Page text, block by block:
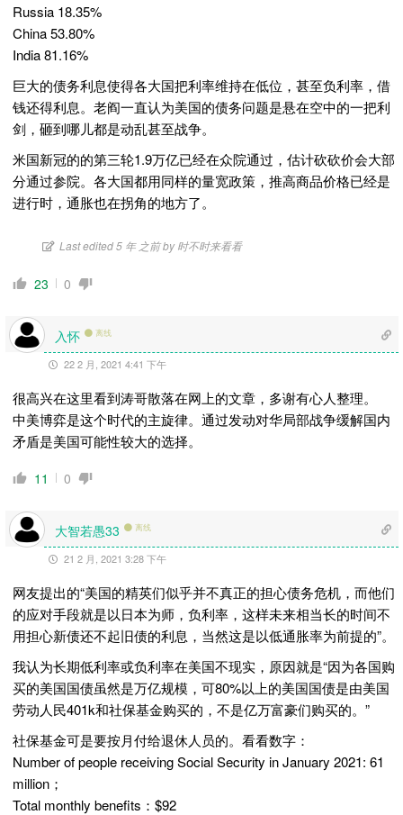
Russia 18.35%
China 53.80%
India 81.16%
巨大的债务利息使得各大国把利率维持在低位，甚至负利率，借
钱还得利息。老阎一直认为美国的债务问题是悬在空中的一把利
剑，砸到哪儿都是动乱甚至战争。
米国新冠的的第三轮1.9万亿已经在众院通过，估计砍砍价会大部
分通过参院。各大国都用同样的量宽政策，推高商品价格已经是
进行时，通胀也在拐角的地方了。
Last edited 5 年 之前 by 时不时来看看
23 0
入怀 离线
22 2 月, 2021 4:41 下午
很高兴在这里看到涛哥散落在网上的文章，多谢有心人整理。
中美博弈是这个时代的主旋律。通过发动对华局部战争缓解国内
矛盾是美国可能性较大的选择。
11 0
大智若愚33 离线
21 2 月, 2021 3:28 下午
网友提出的“美国的精英们似乎并不真正的担心债务危机，而他们
的应对手段就是以日本为师，负利率，这样未来相当长的时间不
用担心新债还不起旧债的利息，当然这是以低通胀率为前提的”。
我认为长期低利率或负利率在美国不现实，原因就是“因为各国购
买的美国国债虽然是万亿规模，可80%以上的美国国债是由美国
劳动人民401k和社保基金购买的，不是亿万富豪们购买的。”
社保基金可是要按月付给退休人员的。看看数字：
Number of people receiving Social Security in January 2021: 61
million；
Total monthly benefits：$92